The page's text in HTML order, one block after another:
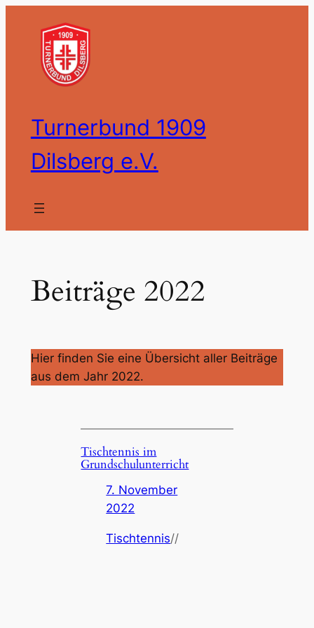
springen
Turnerbund 1909
Dilsberg e.V.
Beiträge 2022
Hier finden Sie eine Übersicht aller Beiträge
aus dem Jahr 2022.
Tischtennis im
Grundschulunterricht
7. November
2022
Tischtennis//